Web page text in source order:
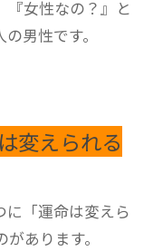
『女性なの？』と
男性です。
変えられる
に「運命は変えら
あります。